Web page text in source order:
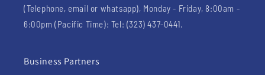
(Telephone, email or whatsapp), Monday - Friday, 8:00am -
6:00pm (Pacific Time): Tel: (323) 437-0441.
Business Partners